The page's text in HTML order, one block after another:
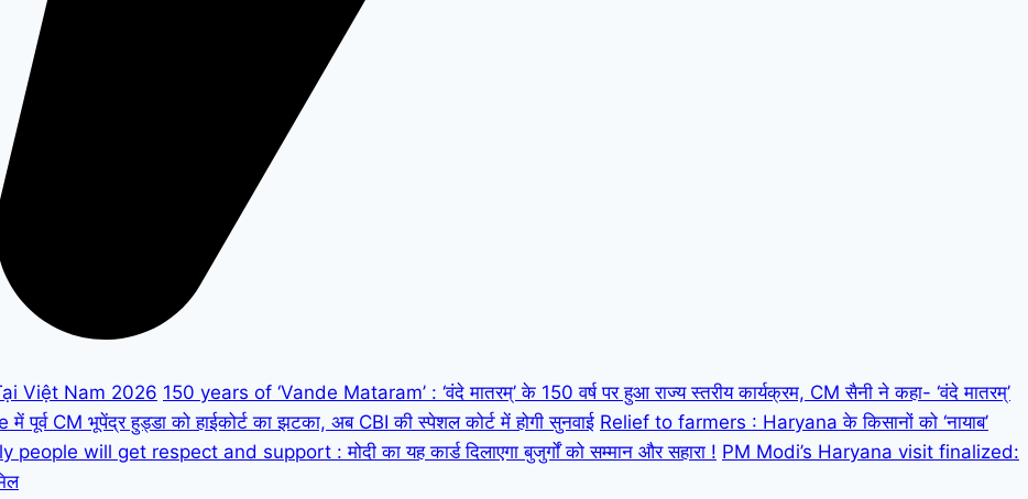
Việt Nam 2026 150 years of ‘Vande Mataram’ : ‘वंदे मातरम्’ के 150 वर्ष पर हुआ राज्य स्तरीय कार्यक्रम, CM सैनी ने कहा- ‘वंदे मातरम्’
CM भूपेंद्र हुड्डा को हाईकोर्ट का झटका, अब CBI की स्पेशल कोर्ट में होगी सुनवाई Relief to farmers : Haryana के किसानों को ‘नायाब’
people will get respect and support : मोदी का यह कार्ड दिलाएगा बुजुर्गों को सम्मान और सहारा ! PM Modi’s Haryana visit finalized: